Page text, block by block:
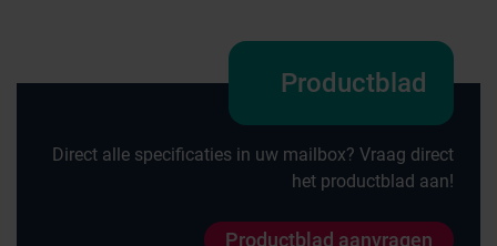
Productblad
Direct alle specificaties in uw mailbox? Vraag direct
het productblad aan!
Productblad aanvragen